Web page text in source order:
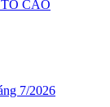
CÁO
7/2026